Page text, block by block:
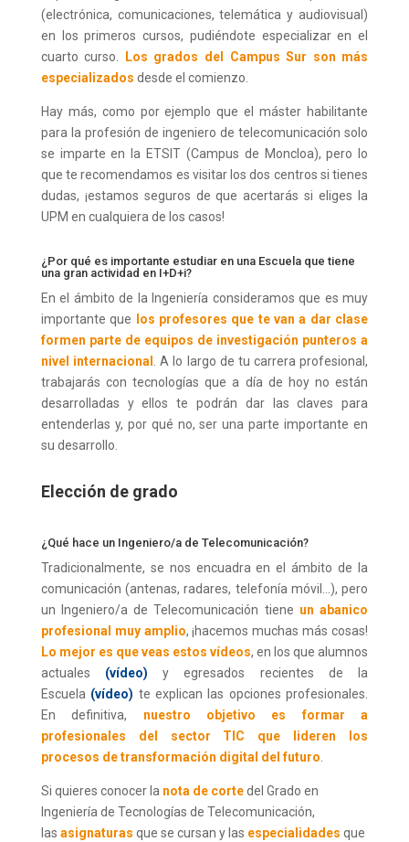
(electrónica, comunicaciones, telemática y audiovisual)
en los primeros cursos, pudiéndote especializar en el
cuarto curso.
Los grados del Campus Sur son más
especializados desde el comienzo.
Hay más, como por ejemplo que el máster habilitante
para la profesión de ingeniero de telecomunicación solo
se imparte en la ETSIT (Campus de Moncloa), pero lo
que te recomendamos es visitar los dos centros si tienes
dudas, ¡estamos seguros de que acertarás si eliges la
UPM en cualquiera de los casos!
¿Por qué es importante estudiar en una Escuela que tiene
una gran actividad en I+D+i?
En el ámbito de la Ingeniería consideramos que es muy
importante que
los profesores que te van a dar clase
formen parte de equipos de investigación punteros a
nivel internacional
. A lo largo de tu carrera profesional,
trabajarás con tecnologías que a día de hoy no están
desarrolladas y ellos te podrán dar las claves para
entenderlas y, por qué no, ser una parte importante en
su desarrollo.
Elección de grado
¿Qué hace un Ingeniero/a de Telecomunicación?
Tradicionalmente, se nos encuadra en el ámbito de la
comunicación (antenas, radares, telefonía móvil…), pero
un Ingeniero/a de Telecomunicación tiene un abanico
profesional muy amplio, ¡hacemos muchas más cosas!
Lo mejor es que veas estos vídeos, en los que alumnos
actuales (vídeo) y egresados recientes de la
Escuela (vídeo) te explican las opciones profesionales.
En definitiva, nuestro objetivo es formar a
profesionales del sector TIC que lideren los
procesos de transformación digital del futuro
Si quieres conocer la nota de cortedel Grado en
Ingeniería de Tecnologías de Telecomunicación,
las asignaturas que se cursan y las especialidades que